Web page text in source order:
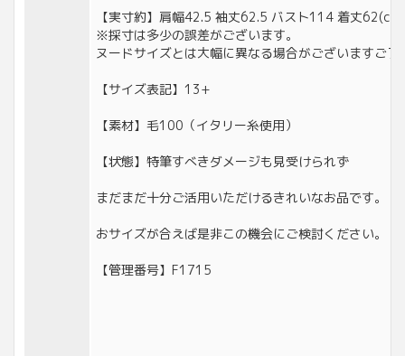
【実寸約】肩幅42.5 袖丈62.5 バスト114 着丈62(cm)
※採寸は多少の誤差がございます。
ヌードサイズとは大幅に異なる場合がございますご了
【サイズ表記】13+
【素材】毛100（イタリー糸使用）
【状態】特筆すべきダメージも見受けられず
まだまだ十分ご活用いただけるきれいなお品です。
おサイズが合えば是非この機会にご検討ください。
【管理番号】F1715